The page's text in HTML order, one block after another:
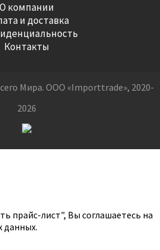
О компании
и доставка
Контакты
Мира. ООО «Importtrade», 2020-
2026
прайс-лист", Вы соглашаетесь на
данных.